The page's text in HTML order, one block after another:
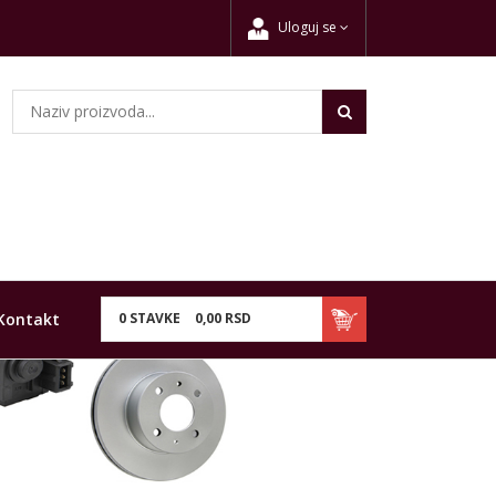
Uloguj se
0 STAVKE 0,00 RSD